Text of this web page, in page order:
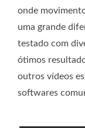
onde
uma grande
testado com
ótimos
outros vídeos
softwares